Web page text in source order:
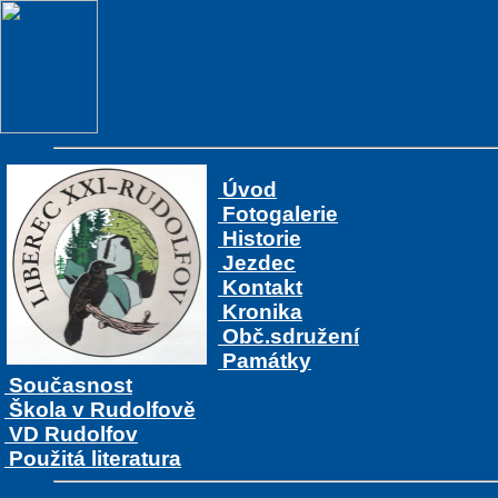
Úvod
Fotogalerie
Historie
Jezdec
Kontakt
Kronika
Obč.sdružení
Památky
Současnost
Škola v Rudolfově
VD Rudolfov
Použitá literatura